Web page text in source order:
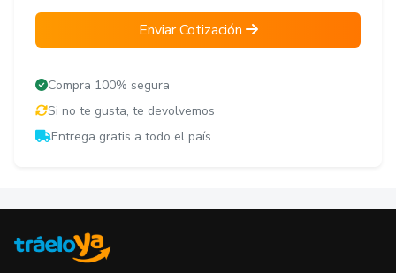
Enviar Cotización
Compra 100% segura
Si no te gusta, te devolvemos
Entrega gratis a todo el país